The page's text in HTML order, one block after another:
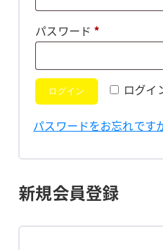
パスワード *必
ログイ
ログイン
パスワードをお忘れです
新規会員登録